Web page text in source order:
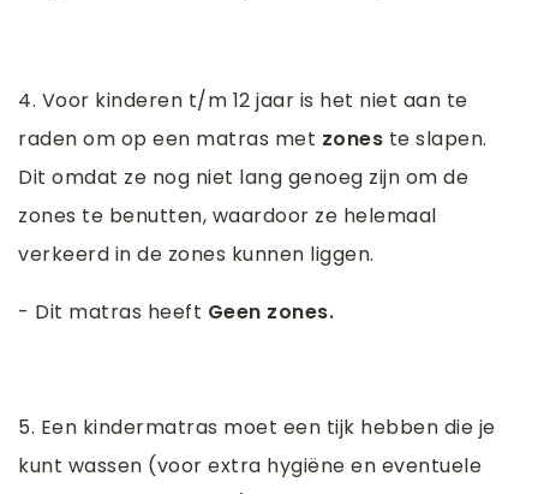
4. Voor kinderen t/m 12 jaar is het niet aan te
raden om op een matras met zones te slapen.
Dit omdat ze nog niet lang genoeg zijn om de
zones te benutten, waardoor ze helemaal
verkeerd in de zones kunnen liggen.
- Dit matras heeft Geen zones.
5. Een kindermatras moet een tijk hebben die je
kunt wassen (voor extra hygiëne en eventuele